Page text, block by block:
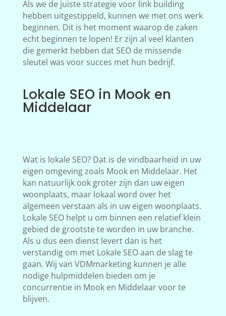
Als we de juiste strategie voor link building
hebben uitgestippeld, kunnen we met ons werk
beginnen. Dit is het moment waarop de zaken
echt beginnen te lopen! Er zijn al veel klanten
die gemerkt hebben dat SEO de missende
sleutel was voor succes met hun bedrijf.
Lokale SEO in Mook en
Middelaar
Wat is lokale SEO? Dat is de vindbaarheid in uw
eigen omgeving zoals Mook en Middelaar. Het
kan natuurlijk ook groter zijn dan uw eigen
woonplaats, maar lokaal word over het
algemeen verstaan als in uw eigen woonplaats.
Lokale SEO helpt u om binnen een relatief klein
gebied de grootste te worden in uw branche.
Als u dus een dienst levert dan is het
verstandig om met Lokale SEO aan de slag te
gaan. Wij van VDMmarketing kunnen je alle
nodige hulpmiddelen bieden om je
concurrentie in Mook en Middelaar voor te
blijven.